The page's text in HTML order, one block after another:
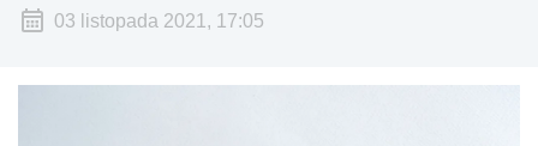
03 listopada 2021, 17:05